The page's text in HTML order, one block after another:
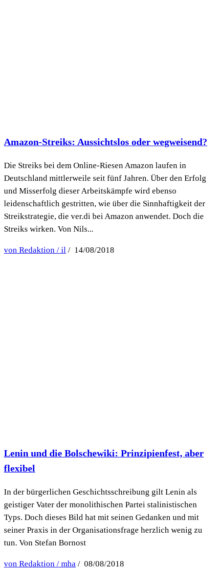
Amazon-Streiks: Aussichtslos oder wegweisend?
Die Streiks bei dem Online-Riesen Amazon laufen in
Deutschland mittlerweile seit fünf Jahren. Über den Erfolg
und Misserfolg dieser Arbeitskämpfe wird ebenso
leidenschaftlich gestritten, wie über die Sinnhaftigkeit der
Streikstrategie, die ver.di bei Amazon anwendet. Doch die
Streiks wirken. Von Nils...
von Redaktion / il / 14/08/2018
Lenin und die Bolschewiki: Prinzipienfest, aber
flexibel
In der bürgerlichen Geschichtsschreibung gilt Lenin als
geistiger Vater der monolithischen Partei stalinistischen
Typs. Doch dieses Bild hat mit seinen Gedanken und mit
seiner Praxis in der Organisationsfrage herzlich wenig zu
tun. Von Stefan Bornost
von Redaktion / mha / 08/08/2018